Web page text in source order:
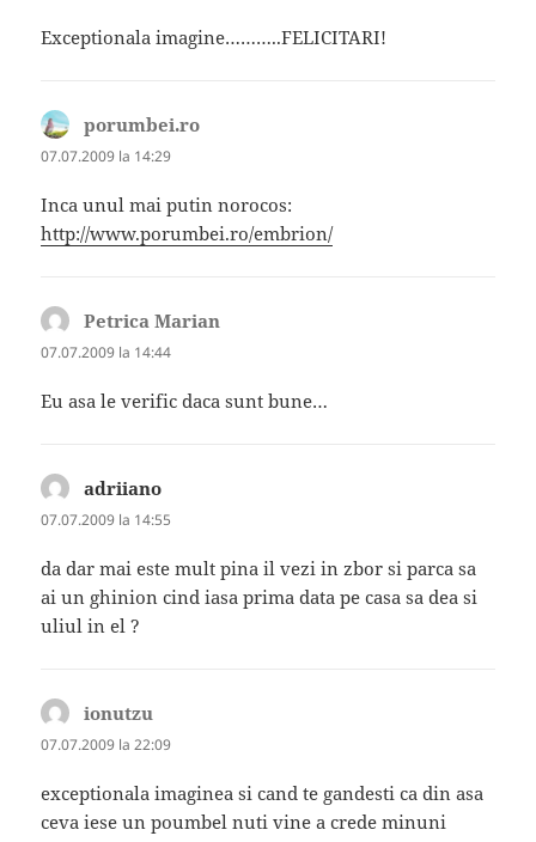
Exceptionala imagine………..FELICITARI!
porumbei.ro
07.07.2009 la 14:29
Inca unul mai putin norocos:
http://www.porumbei.ro/embrion/
Petrica Marian
07.07.2009 la 14:44
Eu asa le verific daca sunt bune…
adriiano
07.07.2009 la 14:55
da dar mai este mult pina il vezi in zbor si parca sa
ai un ghinion cind iasa prima data pe casa sa dea si
uliul in el ?
ionutzu
07.07.2009 la 22:09
exceptionala imaginea si cand te gandesti ca din asa
ceva iese un poumbel nuti vine a crede minuni